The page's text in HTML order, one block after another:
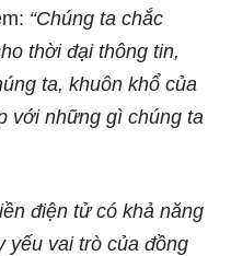
“Chúng ta chắc
thời đại thông tin,
ta, khuôn khổ của
với những gì chúng ta
điện tử có khả năng
yếu vai trò của đồng